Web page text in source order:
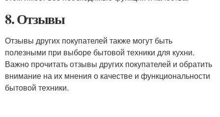
8. Отзывы
Отзывы других покупателей также могут быть
полезными при выборе бытовой техники для кухни.
Важно прочитать отзывы других покупателей и обратить
внимание на их мнения о качестве и функциональности
бытовой техники.